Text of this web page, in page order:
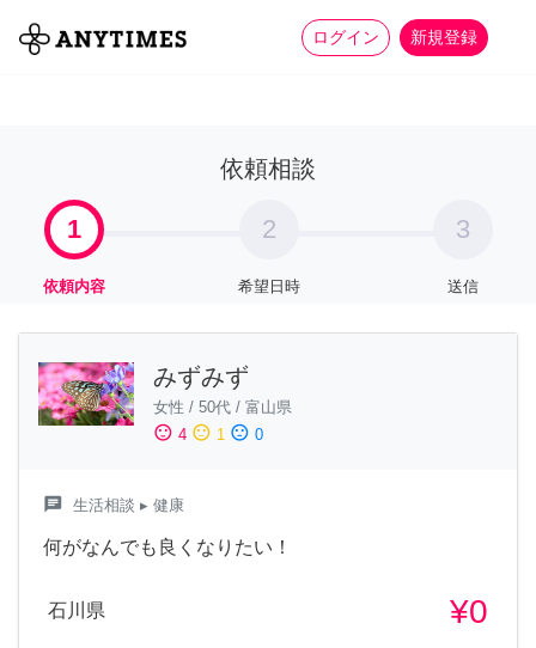
ログイン 新規登録
全て 家事 more_horiz
依頼相談
1
依頼内容
2
希望日時
3
送信
みずみず
女性 / 50代 / 富山県
sentiment_satisfied 4 sentiment_neutral 1 sentiment_dissatisfied 0
chat 生活相談 ▸ 健康
何がなんでも良くなりたい！
石川県 ¥0